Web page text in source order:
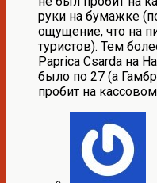
руки на бумажке
ощущение, что на
туристов). Тем
Paprica Csarda на
было по 27 (а
пробит на